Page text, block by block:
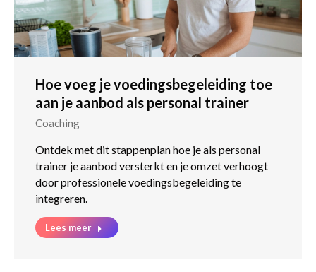
Hoe voeg je voedingsbegeleiding toe
aan je aanbod als personal trainer
Coaching
Ontdek met dit stappenplan hoe je als personal
trainer je aanbod versterkt en je omzet verhoogt
door professionele voedingsbegeleiding te
integreren.
Lees meer